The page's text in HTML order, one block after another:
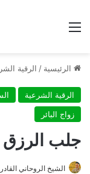
القائمة
الرئيسية / الرقية
الرقية الشرعية
زواج البائر
جلب
الشيخ الروحاني